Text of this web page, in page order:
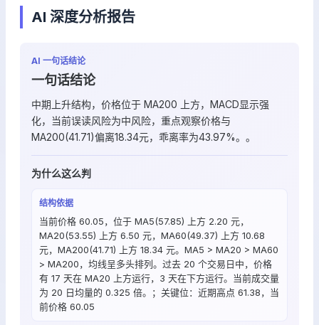
AI 深度分析报告
AI 一句话结论
一句话结论
中期上升结构，价格位于 MA200 上方，MACD显示强
化，当前误读风险为中风险，重点观察价格与
MA200(41.71)偏离18.34元，乖离率为43.97%。。
为什么这么判
结构依据
当前价格 60.05，位于 MA5(57.85) 上方 2.20 元，
MA20(53.55) 上方 6.50 元，MA60(49.37) 上方 10.68
元，MA200(41.71) 上方 18.34 元。MA5 > MA20 > MA60
> MA200，均线呈多头排列。过去 20 个交易日中，价格
有 17 天在 MA20 上方运行，3 天在下方运行。当前成交量
为 20 日均量的 0.325 倍。；关键位：近期高点 61.38，当
前价格 60.05